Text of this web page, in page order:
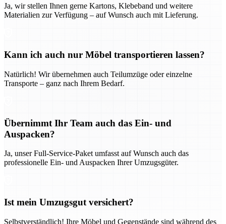
Ja, wir stellen Ihnen gerne Kartons, Klebeband und weitere
Materialien zur Verfügung – auf Wunsch auch mit Lieferung.
Kann ich auch nur Möbel transportieren lassen?
Natürlich! Wir übernehmen auch Teilumzüge oder einzelne
Transporte – ganz nach Ihrem Bedarf.
Übernimmt Ihr Team auch das Ein- und
Auspacken?
Ja, unser Full-Service-Paket umfasst auf Wunsch auch das
professionelle Ein- und Auspacken Ihrer Umzugsgüter.
Ist mein Umzugsgut versichert?
Selbstverständlich! Ihre Möbel und Gegenstände sind während des